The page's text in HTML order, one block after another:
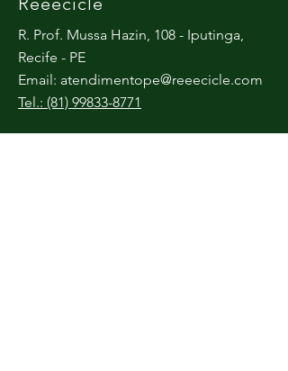
R. Prof. Mussa Hazin, 108 - Iputinga,
Recife - PE
Email: atendimentope@reeecicle.com
Tel.: (81) 99833-8771